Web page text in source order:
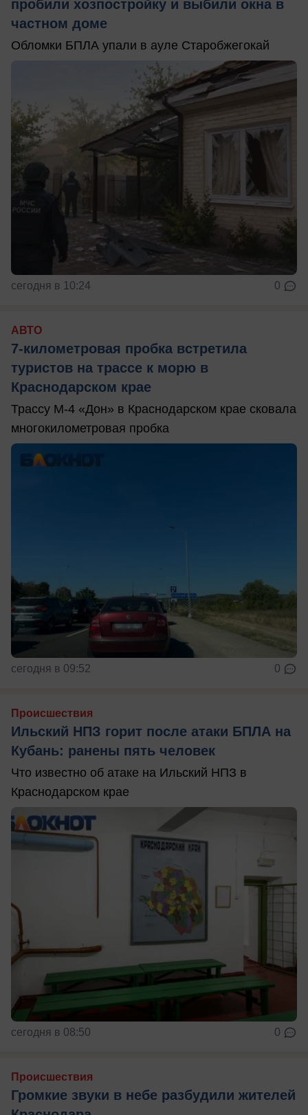
пробили хозпостройку и выбили окна в
частном доме
Обломки БПЛА упали в ауле Старобжегокай
сегодня в 10:24 0
АВТО
7-километровая пробка встретила
туристов на трассе к морю в
Краснодарском крае
Трассу М-4 «Дон» в Краснодарском крае сковала
многокилометровая пробка
сегодня в 09:52 0
Происшествия
Ильский НПЗ горит после атаки БПЛА на
Кубань: ранены пять человек
Что известно об атаке на Ильский НПЗ в
Краснодарском крае
сегодня в 08:50 0
Происшествия
Громкие звуки в небе разбудили жителей